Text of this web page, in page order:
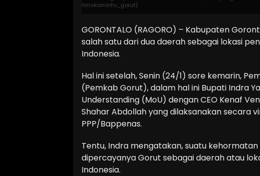
hmskominfo_gorut)
GORONTALO (RAGORO) – Kabupaten
salah satu dari dua daerah sebagai lokasi
Indonesia.
Hal ini setelah, Senin (24/1) sore kemarin,
(Pemkab Gorut), dalam hal ini Bupati Indra
Understanding (MoU) dengan CEO Kenaf
Shahar Abdollah yang dilaksanakan secara
PPP/Bappenas.
Tentu, Indra mengatakan, suatu
dipercayanya Gorut sebagai daerah atau
Indonesia.